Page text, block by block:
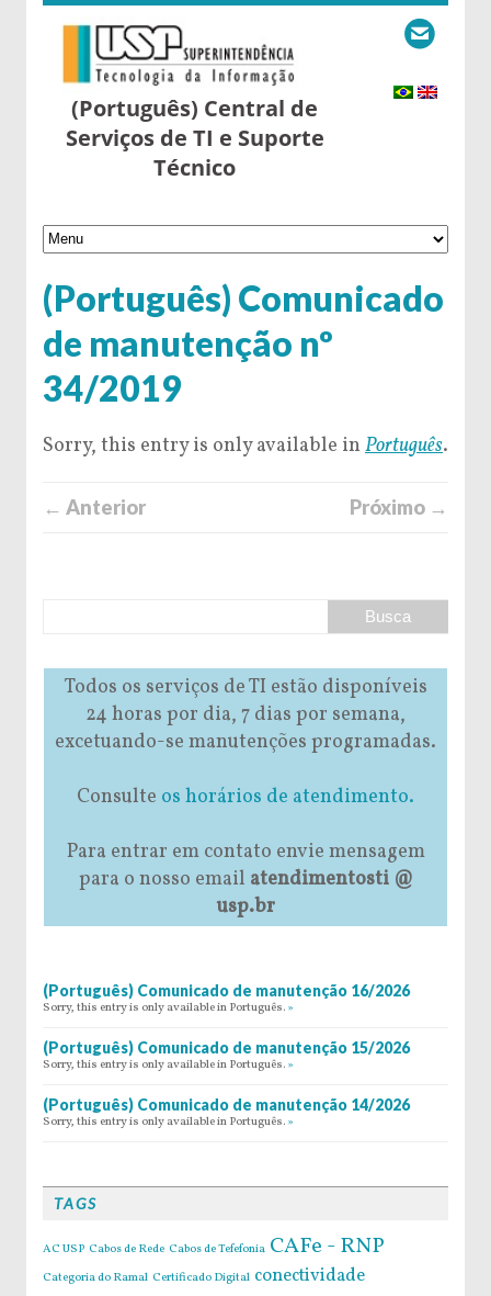
(Português) Central de
Serviços de TI e Suporte
Técnico
(Português) Comunicado
de manutenção nº
34/2019
Sorry, this entry is only available in Português.
← Anterior Próximo →
Todos os serviços de TI estão disponíveis
24 horas por dia, 7 dias por semana,
excetuando-se manutenções programadas.
Consulte os horários de atendimento.
Para entrar em contato envie mensagem
para o nosso email atendimentosti @
usp.br
(Português) Comunicado de manutenção 16/2026
Sorry, this entry is only available in Português. »
(Português) Comunicado de manutenção 15/2026
Sorry, this entry is only available in Português. »
(Português) Comunicado de manutenção 14/2026
Sorry, this entry is only available in Português. »
TAGS
AC USP Cabos de Rede Cabos de Tefefonia CAFe - RNP
Categoria do Ramal Certificado Digital conectividade